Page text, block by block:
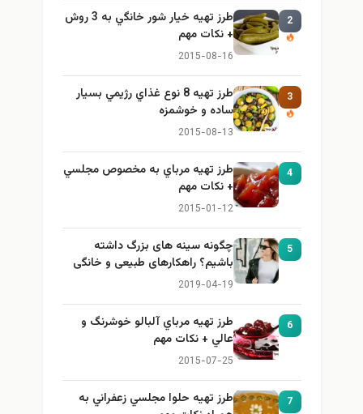
2
طرز تهيه خیار شور خانگي به 3 روش
+ نكات مهم
2015-08-16
3
طرز تهيه 8 نوع غذاي رژيمي بسيار
ساده و خوشمزه
2015-08-13
4
طرز تهيه مرباي به مخصوص مجلسي
+ نكات مهم
2015-01-12
5
چگونه سینه های بزرگ داشته
باشیم؟ راهکارهای طبیعی و خانگی
برای بزرگ کردن سینه
2019-04-19
6
طرز تهيه مرباي آلبالو خوشرنگ و
عالي + نكات مهم
2015-07-25
7
طرز تهيه حلوا مجلسي زعفراني به